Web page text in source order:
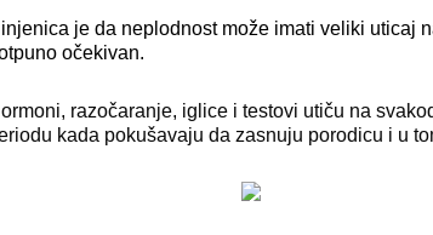
je da neplodnost može imati veliki uticaj
očekivan.
razočaranje, iglice i testovi utiču na
kada pokušavaju da zasnuju porodicu i u